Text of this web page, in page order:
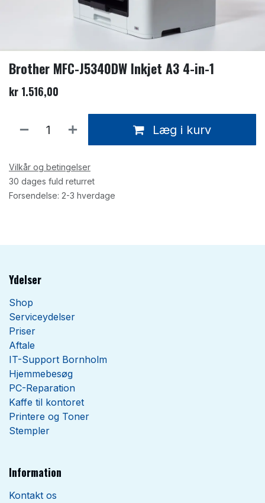
Brother MFC-J5340DW Inkjet A3 4-in-1
kr 1.516,00
Læg i kurv
Vilkår og betingelser
30 dages fuld returret
Forsendelse: 2-3 hverdage
Ydelser
Shop
Serviceydelser
Priser
Aftale
IT-Support Bornholm
Hjemmebesøg
PC-Reparation
Kaffe til kontoret
Printere og Toner
Stempler
Information
Kontakt os